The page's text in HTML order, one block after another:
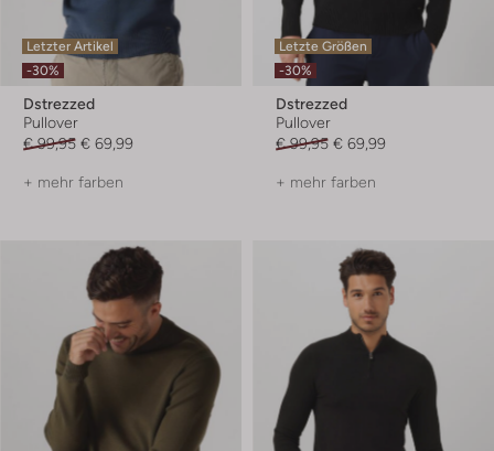
Letzter Artikel
-30%
Dstrezzed
Pullover
€ 99,95 € 69,99
+ mehr farben
Letzte Größen
-30%
Dstrezzed
Pullover
€ 99,95 € 69,99
+ mehr farben